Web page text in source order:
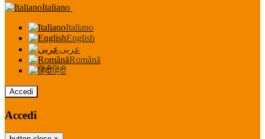
Italiano
Italiano
English
عربى
Română
हिंदी
Accedi
Accedi